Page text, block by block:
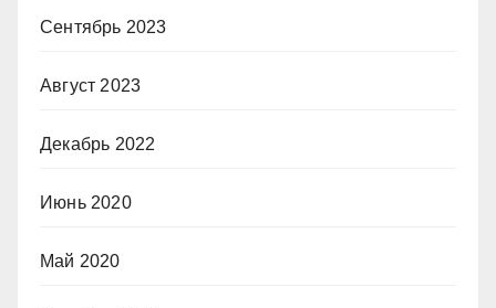
Сентябрь 2023
Август 2023
Декабрь 2022
Июнь 2020
Май 2020